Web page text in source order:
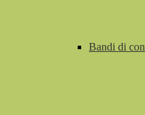
Bandi di